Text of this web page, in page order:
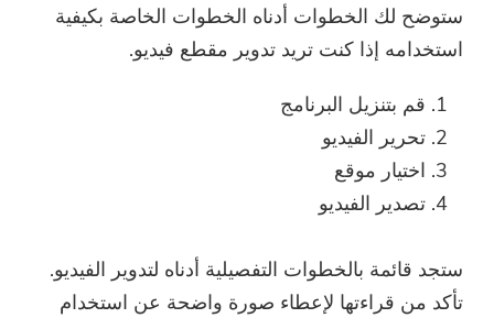
ستوضح لك الخطوات أدناه الخطوات الخاصة بكيفية
استخدامه إذا كنت تريد تدوير مقطع فيديو.
قم بتنزيل البرنامج
تحرير الفيديو
اختيار موقع
تصدير الفيديو
ستجد قائمة بالخطوات التفصيلية أدناه لتدوير الفيديو.
تأكد من قراءتها لإعطاء صورة واضحة عن استخدام